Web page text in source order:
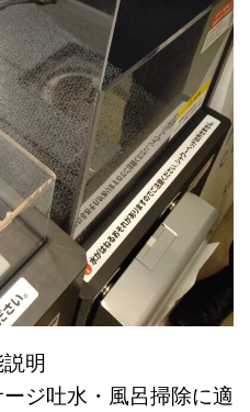
明
ジ吐水・風呂掃除に適